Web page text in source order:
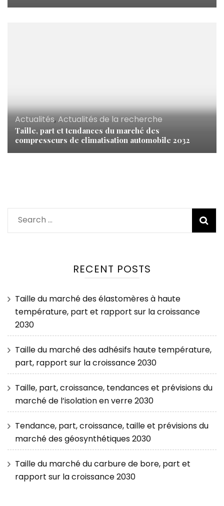
Actualités,Actualités de la recherche
Taille, part et tendances du marché des
compresseurs de climatisation automobile 2032
Search
for:
RECENT POSTS
Taille du marché des élastomères à haute
température, part et rapport sur la croissance
2030
Taille du marché des adhésifs haute température,
part, rapport sur la croissance 2030
Taille, part, croissance, tendances et prévisions du
marché de l’isolation en verre 2030
Tendance, part, croissance, taille et prévisions du
marché des géosynthétiques 2030
Taille du marché du carbure de bore, part et
rapport sur la croissance 2030